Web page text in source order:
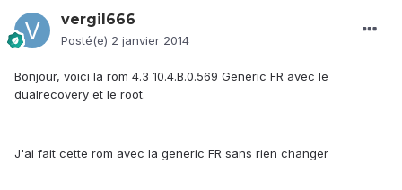
vergil666
Posté(e) 2 janvier 2014
Bonjour, voici la rom 4.3 10.4.B.0.569 Generic FR avec le
dualrecovery et le root.
J'ai fait cette rom avec la generic FR sans rien changer